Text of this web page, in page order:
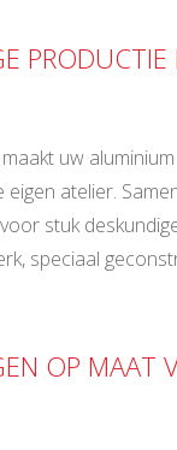
PRODUCTIE
uw
atelier.
stuk
speciaal
OP MAAT